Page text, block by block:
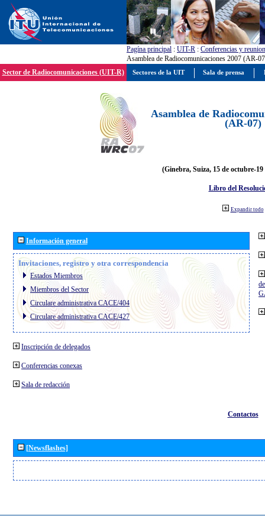
Pagína principal : UIT-R : Conferencias y
Asamblea de Radiocomunicaciones 2007 (AR-
Sector de Radiocomunicaciones (UIT-R)
Asamblea de
(AR-07)
(Ginebra, Suiza, 15 de octubre-19
Libro del
Expandir todo
Información general
Invitaciones, registro y otra correspondencia
Estados Miembros
Miembros del Sector
Circulare administrativa CACE/404
Circulare administrativa CACE/427
Inscripción de delegados
Conferencias conexas
Sala de redacción
Contactos
[Newsflashes]
Sectores de la UIT Sala de prensa